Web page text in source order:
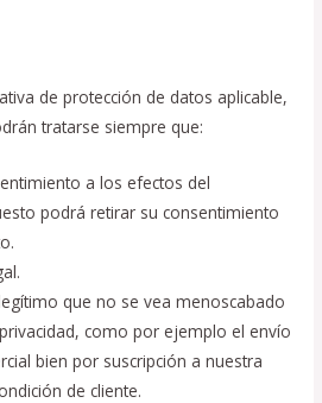
de protección de datos aplicable,
tratarse siempre que:
a los efectos del
podrá retirar su consentimiento
que no se vea menoscabado
como por ejemplo el envío
bien por suscripción a nuestra
de cliente.